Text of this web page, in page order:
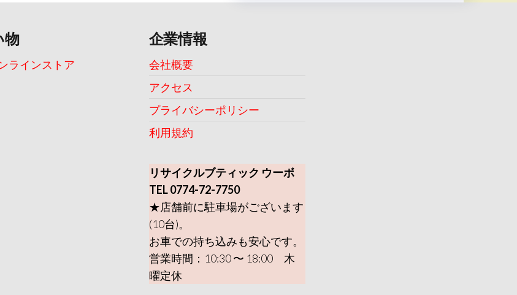
物
ラインストア
企業情報
会社概要
アクセス
プライバシーポリシー
利用規約
リサイクルブティック ウーボ
TEL 0774-72-7750
★店舗前に駐車場がございます
(10台)。
お車での持ち込みも安心です。
営業時間：10:30 〜 18:00 木
曜定休